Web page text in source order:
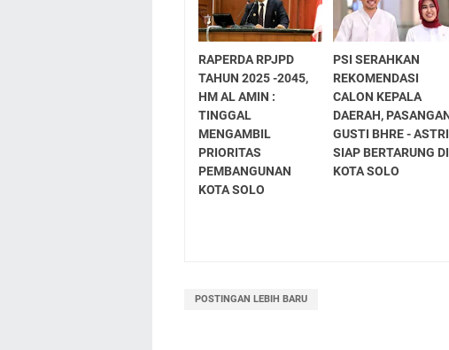
RAPERDA RPJPD
TAHUN 2025 -2045,
HM AL AMIN :
TINGGAL
MENGAMBIL
PRIORITAS
PEMBANGUNAN
KOTA SOLO
PSI SERAHKAN
REKOMENDASI
CALON KEPALA
DAERAH,
GUSTI BHRE -
SIAP BERTARUNG DI
KOTA SOLO
POSTINGAN LEBIH BARU